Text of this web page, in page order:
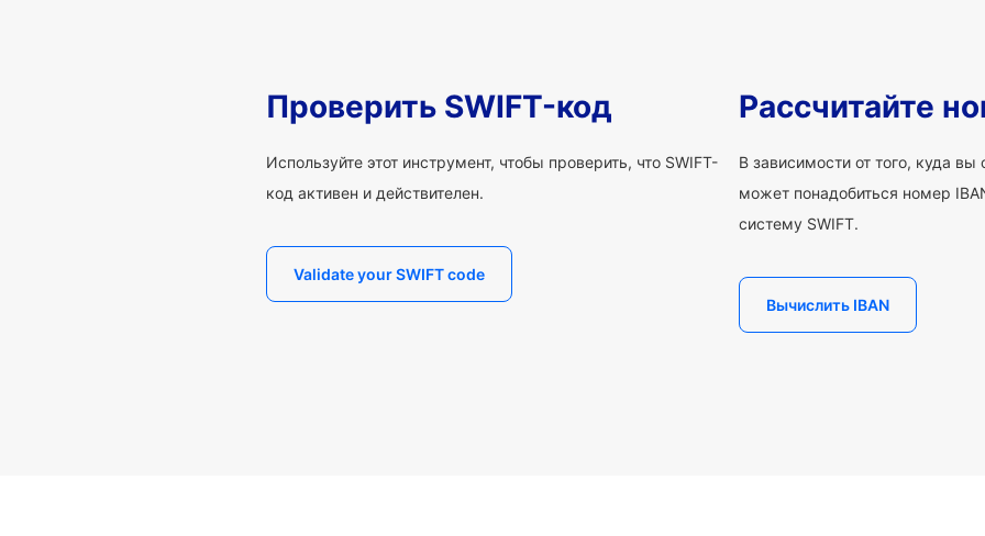
Проверить SWIFT-код
Используйте этот инструмент, чтобы проверить, что SWIFT-
код активен и действителен.
Validate your SWIFT code
Рассчитайте
В зависимости от того, куда вы
может понадобиться номер
систему SWIFT.
Вычислить IBAN